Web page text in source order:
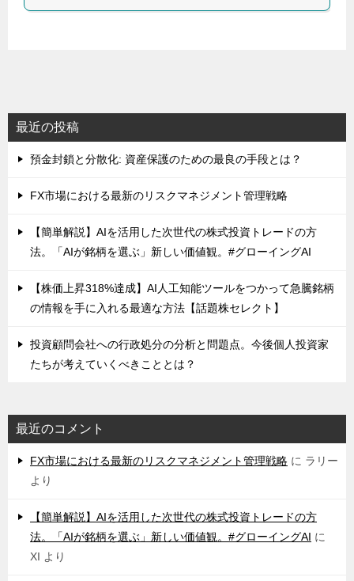
最近の投稿
預金封鎖と分散化: 資産保護のための最良の手段とは？
FX市場における最新のリスクマネジメント管理戦略
【簡単解説】AIを活用した次世代の株式投資トレードの方
法。「AIが銘柄を選ぶ」新しい価値観。#グローイングAI
【株価上昇318%達成】AI人工知能ツールをつかって急騰銘柄
の情報を手に入れる最適な方法【話題株セレクト】
投資顧問会社への行政処分の分析と問題点。今後個人投資家
たちが考えていくべきこととは？
最近のコメント
FX市場における最新のリスクマネジメント管理戦略 に ラリー
より
【簡単解説】AIを活用した次世代の株式投資トレードの方
法。「AIが銘柄を選ぶ」新しい価値観。#グローイングAI に
XI より